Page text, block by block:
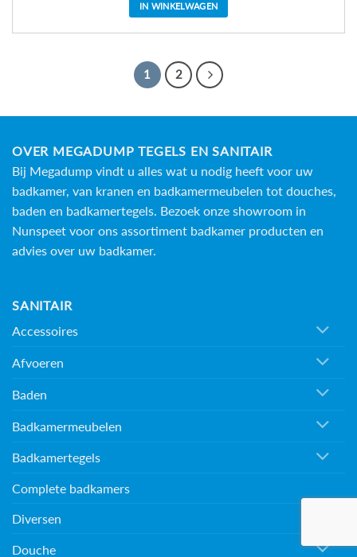
IN WINKELWAGEN
1 2
OVER MEGADUMP TEGELS EN SANITAIR
Bij Megadump vindt u alles wat u nodig heeft voor uw
badkamer, van kranen en badkamermeubelen tot douches,
baden en badkamertegels . Bezoek onze showroom in
Nunspeet voor ons assortiment badkamer producten en
advies over uw badkamer.
SANITAIR
Accessoires
Afvoeren
Baden
Badkamermeubelen
Badkamertegels
Complete badkamers
Diversen
Douche